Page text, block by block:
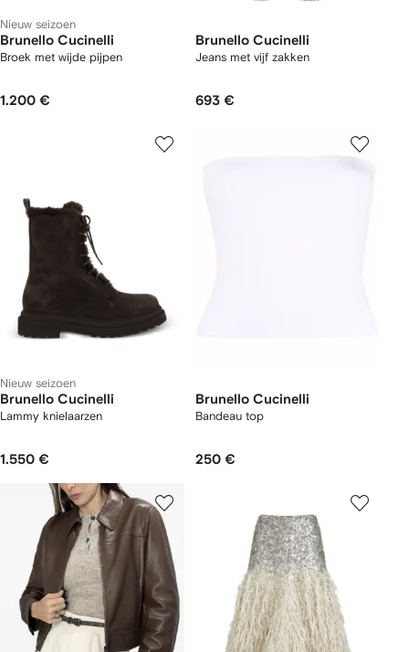
Nieuw seizoen
Brunello Cucinelli
Broek met wijde pijpen
1.200 €
Brunello Cucinelli
Jeans met vijf zakken
693 €
Nieuw seizoen
Brunello Cucinelli
Lammy knielaarzen
1.550 €
Brunello Cucinelli
Bandeau top
250 €